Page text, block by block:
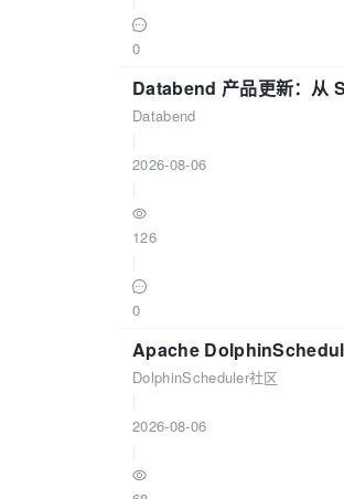
0
Databend 产品更新：从
Databend
2026-08-06
126
0
Apache
DolphinScheduler社区
2026-08-06